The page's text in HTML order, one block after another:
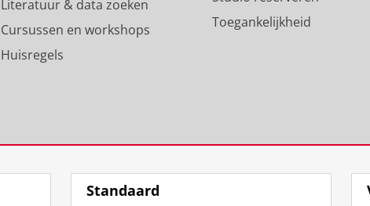
e
l
n
v
o
u
s
n
Literatuur & data zoeken
Cursussen en workshops
Huisregels
Toegankelijkheid
Standaard